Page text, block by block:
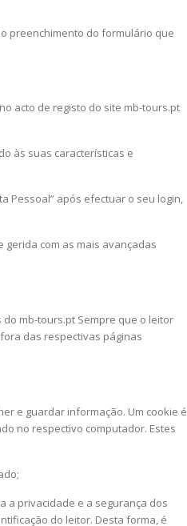
preenchimento do formulário que
acto de registo do site mb-tours.pt
às suas características e
Pessoal” após efectuar o seu login,
com as mais avançadas
mb-tours.pt Sempre que o leitor
das respectivas páginas
e guardar informação. Um cookie é
no respectivo computador. Estes
a privacidade e a segurança dos
do leitor. Desta forma, é